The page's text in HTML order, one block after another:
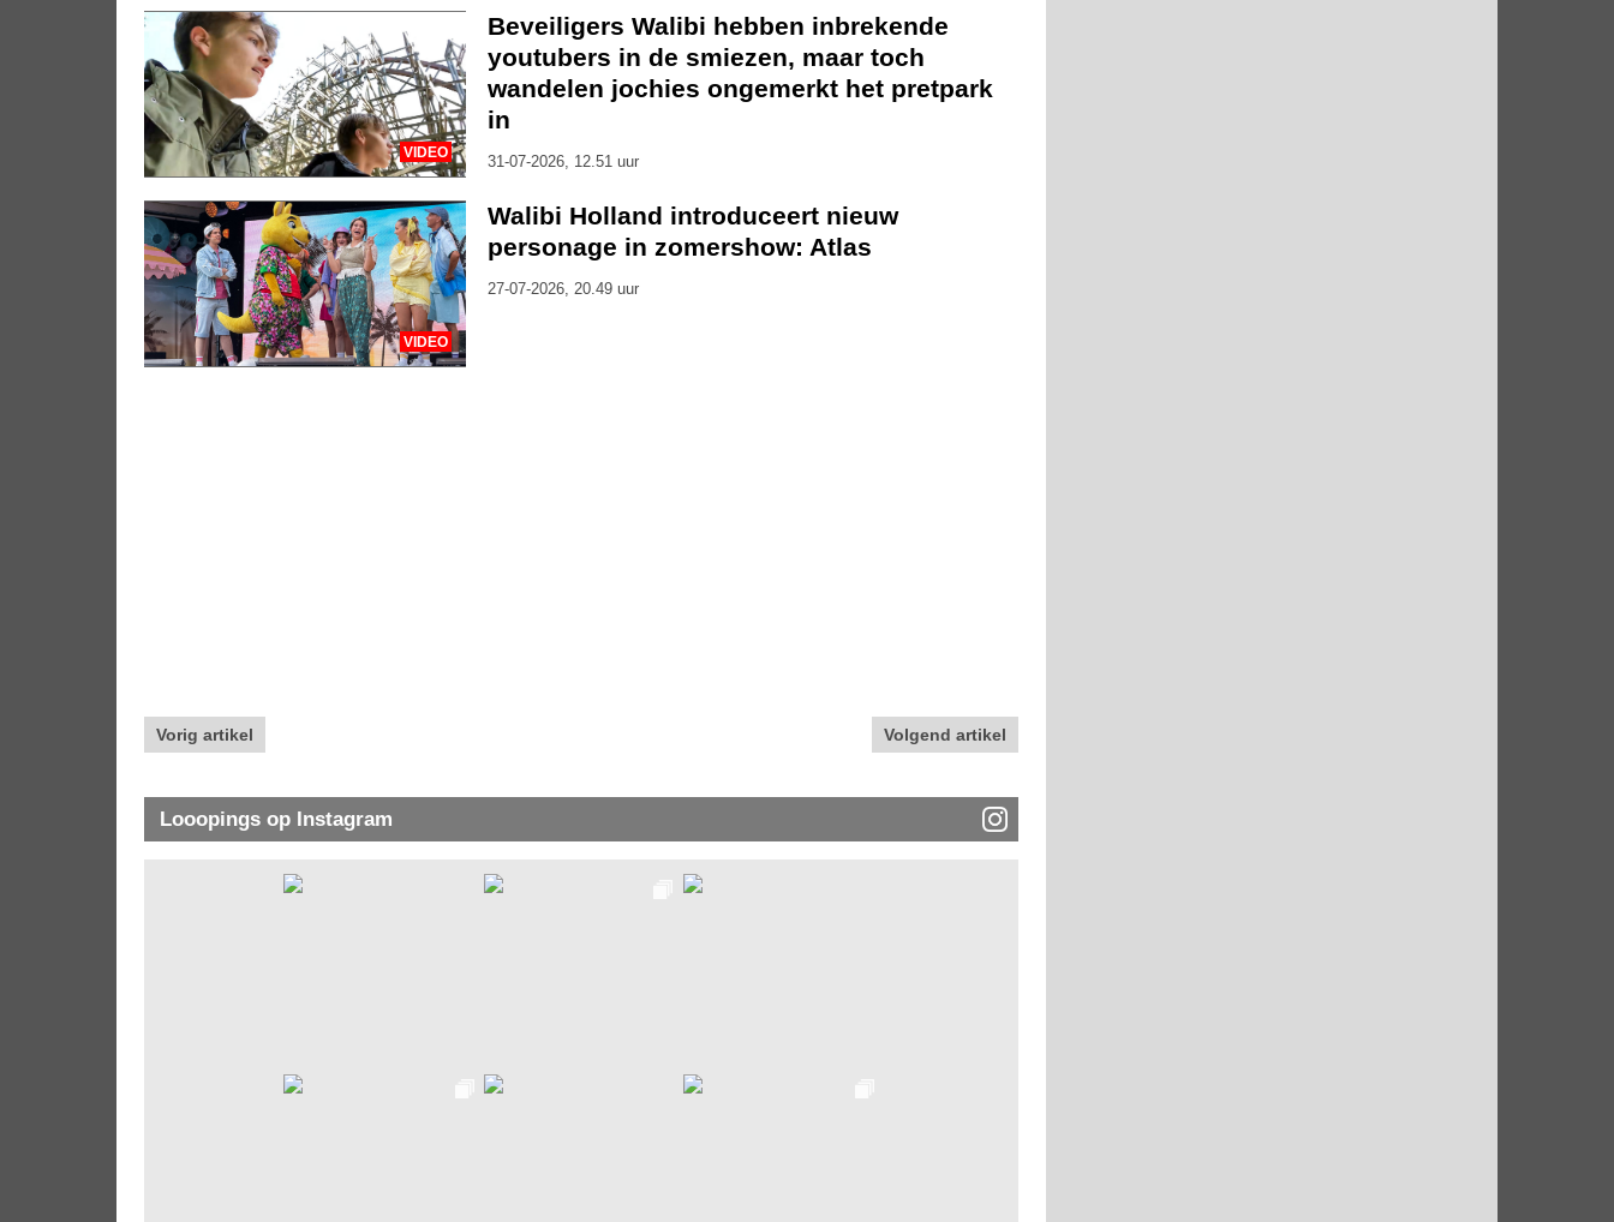
VIDEO
Beveiligers Walibi hebben inbrekende
youtubers in de smiezen, maar toch
wandelen jochies ongemerkt het pretpark
in
31-07-2026, 12.51 uur
VIDEO
Walibi Holland introduceert nieuw
personage in zomershow: Atlas
27-07-2026, 20.49 uur
Vorig artikel Volgend artikel
Looopings op Instagram